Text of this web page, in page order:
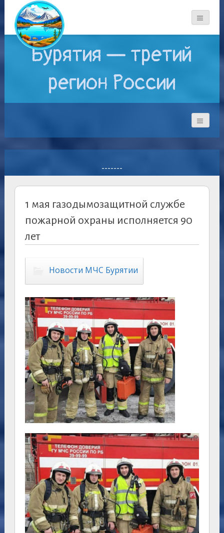
Бурятия — третий
регион России
-------
1 мая газодымозащитной службе
пожарной охраны исполняется 90
лет
Новости МЧС Бурятии